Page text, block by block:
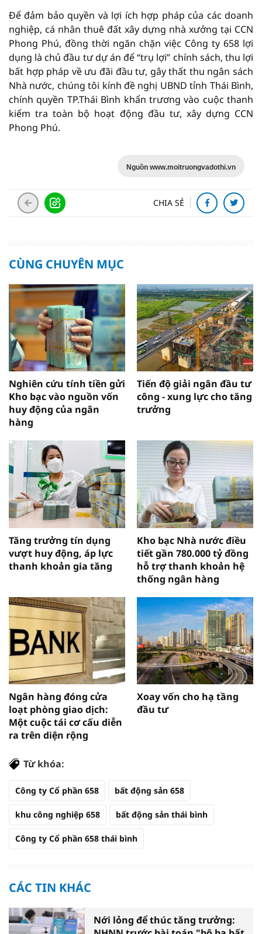
Để đảm bảo quyền và lợi ích hợp pháp của các doanh
nghiệp, cá nhân thuê đất xây dựng nhà xưởng tại CCN
Phong Phú, đồng thời ngăn chặn việc Công ty 658 lợi
dụng là chủ đầu tư dự án để “trụ lợi” chính sách, thu lợi
bất hợp pháp về ưu đãi đầu tư, gây thất thu ngân sách
Nhà nước, chúng tôi kính đề nghị UBND tỉnh Thái Bình,
chính quyền TP.Thái Bình khẩn trương vào cuộc thanh
kiểm tra toàn bộ hoạt động đầu tư, xây dựng CCN
Phong Phú.
Nguồn www.moitruongvadothi.vn
CHIA SẺ
CÙNG CHUYÊN MỤC
Nghiên cứu tính tiền gửi
Kho bạc vào nguồn vốn
huy động của ngân
hàng
Tiến độ giải ngân đầu tư
công - xung lực cho tăng
trưởng
Tăng trưởng tín dụng
vượt huy động, áp lực
thanh khoản gia tăng
Kho bạc Nhà nước điều
tiết gần 780.000 tỷ đồng
hỗ trợ thanh khoản hệ
thống ngân hàng
Ngân hàng đóng cửa
loạt phòng giao dịch:
Một cuộc tái cơ cấu diễn
ra trên diện rộng
Xoay vốn cho hạ tầng
đầu tư
Từ khóa:
Công ty Cổ phần 658 bất động sản 658
khu công nghiệp 658 bất động sản thái bình
Công ty Cổ phần 658 thái bình
CÁC TIN KHÁC
Nới lỏng để thúc tăng trưởng: